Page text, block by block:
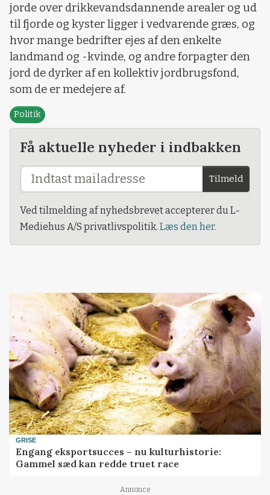
jorde over drikkevandsdannende arealer og ud
til fjorde og kyster ligger i vedvarende græs, og
hvor mange bedrifter ejes af den enkelte
landmand og -kvinde, og andre forpagter den
jord de dyrker af en kollektiv jordbrugsfond,
som de er medejere af.
Politik
Få aktuelle nyheder i indbakken
Tilmeld
Ved tilmelding af nyhedsbrevet accepterer du L-
Mediehus A/S privatlivspolitik. Læs den her.
GRISE
Engang eksportsucces – nu kulturhistorie:
Gammel sæd kan redde truet race
Annonce